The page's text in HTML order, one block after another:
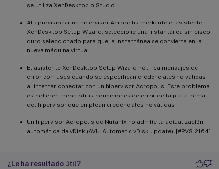
se utiliza XenDesktop o Studio.
Al aprovisionar un hipervisor Acropolis mediante el asistente
XenDesktop Setup Wizard, seleccione una instantánea sin disco
duro seleccionado para que la instantánea se convierta en la
nueva máquina virtual.
El asistente XenDesktop Setup Wizard notifica mensajes de
error confusos cuando se especifican credenciales no válidas
al intentar conectar con un hipervisor Acropolis. Este problema
es coherente con otras condiciones de error de la plataforma
del hipervisor que emplean credenciales no válidas.
Un hipervisor Acropolis de Nutanix no admite la actualización
automática de vDisk (AVU -Automatic vDisk Update). [#PVS-2164]
¿Le ha resultado útil?